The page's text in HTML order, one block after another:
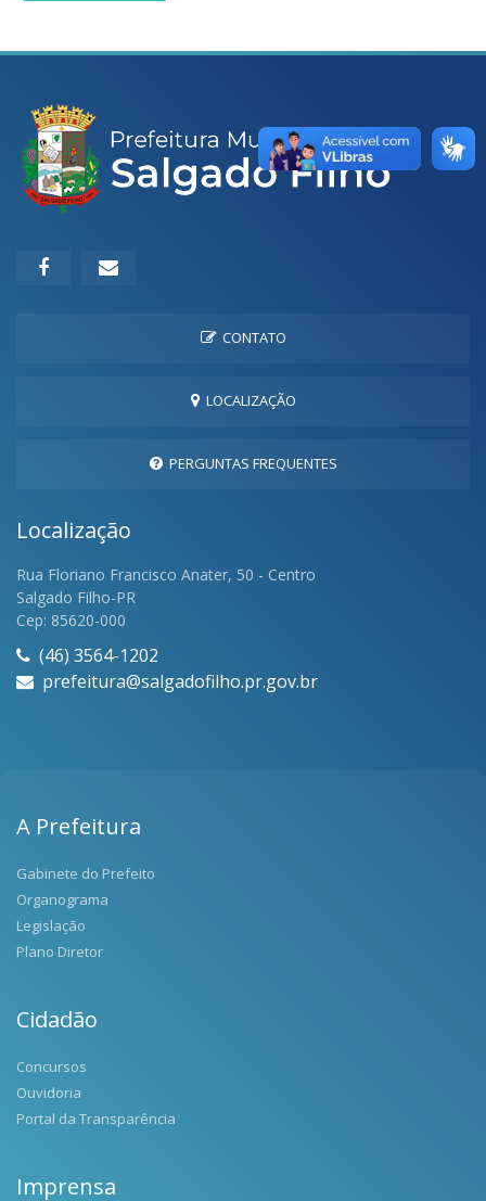
CONTATO
LOCALIZAÇÃO
PERGUNTAS FREQUENTES
Localização
Rua Floriano Francisco Anater, 50 - Centro
Salgado Filho-PR
Cep: 85620-000
(46) 3564-1202
prefeitura@salgadofilho.pr.gov.br
A Prefeitura
Gabinete do Prefeito
Organograma
Legislação
Plano Diretor
Cidadão
Concursos
Ouvidoria
Portal da Transparência
Imprensa